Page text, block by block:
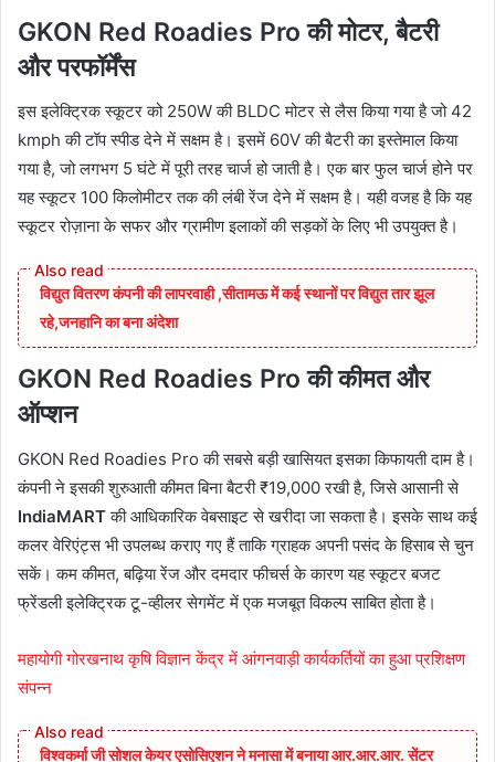
GKON Red Roadies Pro की मोटर, बैटरी
और परफॉर्मेंस
इस इलेक्ट्रिक स्कूटर को 250W की BLDC मोटर से लैस किया गया है जो 42
kmph की टॉप स्पीड देने में सक्षम है। इसमें 60V की बैटरी का इस्तेमाल किया
गया है, जो लगभग 5 घंटे में पूरी तरह चार्ज हो जाती है। एक बार फुल चार्ज होने पर
यह स्कूटर 100 किलोमीटर तक की लंबी रेंज देने में सक्षम है। यही वजह है कि यह
स्कूटर रोज़ाना के सफर और ग्रामीण इलाकों की सड़कों के लिए भी उपयुक्त है।
विद्युत वितरण कंपनी की लापरवाही ,सीतामऊ में कई स्थानों पर विद्युत तार झूल
रहे,जनहानि का बना अंदेशा
GKON Red Roadies Pro की कीमत और
ऑप्शन
GKON Red Roadies Pro की सबसे बड़ी खासियत इसका किफायती दाम है।
कंपनी ने इसकी शुरुआती कीमत बिना बैटरी ₹19,000 रखी है, जिसे आसानी से
IndiaMARTकी आधिकारिक वेबसाइट से खरीदा जा सकता है। इसके साथ कई
कलर वेरिएंट्स भी उपलब्ध कराए गए हैं ताकि ग्राहक अपनी पसंद के हिसाब से चुन
सकें। कम कीमत, बढ़िया रेंज और दमदार फीचर्स के कारण यह स्कूटर बजट
फ्रेंडली इलेक्ट्रिक टू-व्हीलर सेगमेंट में एक मजबूत विकल्प साबित होता है।
महायोगी गोरखनाथ कृषि विज्ञान केंद्र में आंगनवाड़ी कार्यकर्तियों का हुआ प्रशिक्षण
संपन्न
विश्वकर्मा जी सोशल केयर एसोसिएशन ने मनासा में बनाया आर.आर.आर. सेंटर